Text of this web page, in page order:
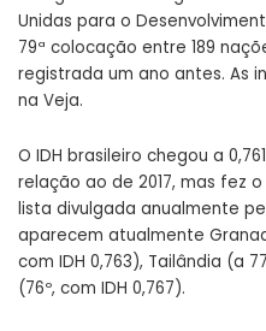
Unidas para o
79ª colocação entre 189
registrada um ano antes. As
na Veja.
O IDH brasileiro chegou a
relação ao de 2017, mas fez
lista divulgada anualmente
aparecem atualmente
com IDH 0,763), Tailândia (a
(76º, com IDH 0,767).